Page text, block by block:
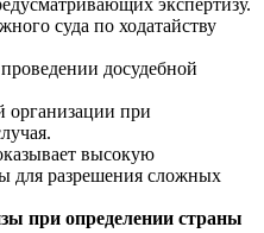
экспертизу.
суда по ходатайству
досудебной
организации при
высокую
для разрешения сложных
при определении страны